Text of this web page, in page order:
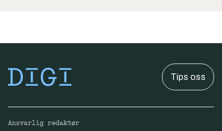
Tips oss
Ansvarlig redaktør